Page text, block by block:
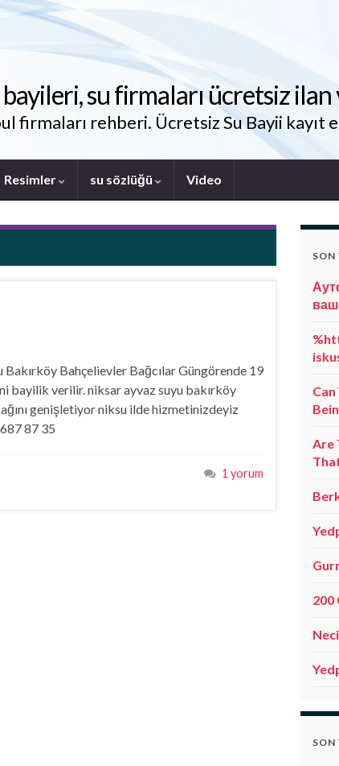
su firmaları ücretsiz
firmaları rehberi. Ücretsiz Su Bayii kayıt
Resimler su sözlüğü Video
Bahçelievler Bağcılar Güngörende 19
bayilik verilir. niksar ayvaz suyu bakırköy
genişletiyor niksu ilde hizmetinizdeyiz
87 35
1 yorum
SON
Are
200
SON